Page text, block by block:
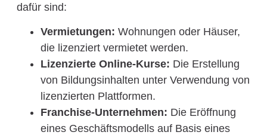
dafür sind:
Vermietungen: Wohnungen oder Häuser,
die lizenziert vermietet werden.
Lizenzierte Online-Kurse: Die Erstellung
von Bildungsinhalten unter Verwendung von
lizenzierten Plattformen.
Franchise-Unternehmen: Die Eröffnung
eines Geschäftsmodells auf Basis eines